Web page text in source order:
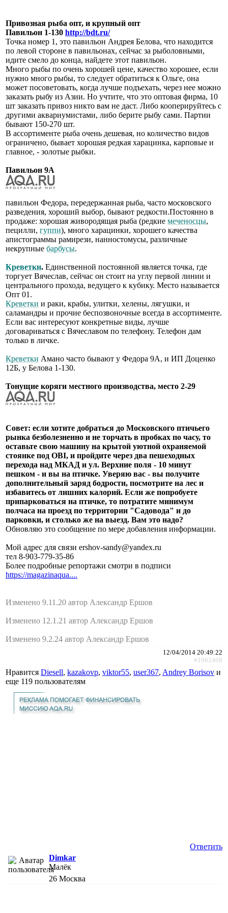
Привозная рыба опт, и крупный опт
Павильон 1-130 http://bdt.ru/
Точка номер 1, это павильон Андрея Белова, что находится
по левой стороне в павильонах, сейчас за рыболовными,
идите смело до конца, найдете этот павильон.
Много рыбы по очень хорошей цене, качество хорошее, если
нужно много рыбы, то следует обратиться к Ольге, она
может посоветовать, когда лучше подъехать, через нее можно
заказать рыбу из Азии. Но учтите, что это оптовая фирма, 10
шт заказать привоз никто вам не даст. Либо кооперируйтесь с
другими аквариумистами, либо берите рыбу сами. Партии
бывают 150-270 шт.
В ассортименте рыба очень дешевая, но количество видов
ограничено, бывает хорошая редкая харацинка, карповые и
главное, - золотые рыбки.
Павильон 9А
павильон Федора, передержанная рыба, часто московского
разведения, хороший выбор, бывают редкости.Постоянно в
продаже: хорошая живородящая рыба (редкие меченосцы,
пецилли, гуппи), много харацинки, хорошего качества
апистограммы рамирези, нанностомусы, различные
некрупные барбусы.
Креветки. Единственной постоянной является точка, где
торгует Вячеслав, сейчас он стоит на углу первой линии и
центрального прохода, ведущего к кубику. Место называется
Опт 01.
Креветки и раки, крабы, улитки, хелены, лягушки, и
саламандры и прочие беспозвоночные всегда в ассортименте.
Если вас интересуют конкретные виды, лучше
договариваться с Вячеславом по телефону. Телефон дам
только в личке.
Креветки Амано часто бывают у Федора 9А, и ИП Доценко
12Б, у Белова 1-130.
Тонущие коряги местного производства, место 2-29
Совет: если хотите добраться до Московского птичьего
рынка безболезненно и не торчать в пробках по часу, то
оставьте свою машину на крытой уютной охраняемой
стоянке под OBI, и пройдите через два пешеходных
перехода над МКАД и ул. Верхние поля - 10 минут
пешком - и вы на птичке. Уверяю вас - вы получите
дополнительный заряд бодрости, посмотрите на лес и
избавитесь от лишних калорий. Если же попробуете
припарковаться на птичке, то потратите минимум
полчаса на проезд по территории "Садовода" и до
парковки, и столько же на выезд. Вам это надо?
Обновляю это сообщение по мере добавления информации.
Мой адрес для связи ershov-sandy@yandex.ru
тел 8-903-779-35-86
Более подробные репортажи смотри в подписи
https://magazinaqua....
Изменено 9.11.20 автор Александр Ершов
Изменено 12.1.21 автор Александр Ершов
Изменено 9.2.24 автор Александр Ершов
12/04/2014 20:49:22
#1962468
Нравится Diesell, kazakovp, viktor55, user367, Andrey Borisov и
еще 119 пользователям
Ответить
Dimkar
Малёк
26 Москва